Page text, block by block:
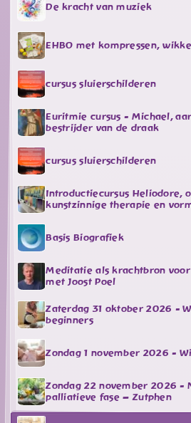
De kracht van muziek
EHBO met kompressen,
cursus sluierschilderen
Euritmie cursus - Michael,
bestrijder van de draak
cursus sluierschilderen
Introductiecursus Heliodore,
kunstzinnige therapie en
Basis Biografiek
Meditatie als krachtbron
met Joost Poel
Zaterdag 31 oktober 2026 -
beginners
Zondag 1 november 2026 -
Zondag 22 november 2026 -
palliatieve fase – Zutphen